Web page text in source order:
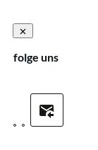
folge uns